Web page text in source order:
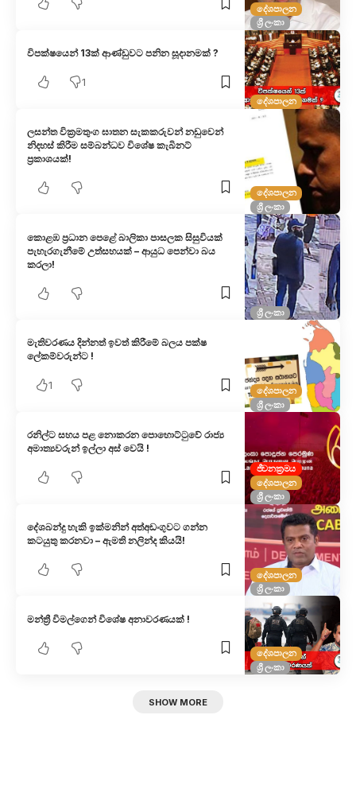
දේශපාලන
ශ්‍රී ලංකා
දේශපාලන
විපක්ෂයෙන් 13ක් ආණ්ඩුවට පනින සූදානමක් ?
1
දේශපාලන
ශ්‍රී ලංකා
ලසන්ත වික්‍රමතුංග ඝාතන සැකකරුවන් නඩුවෙන්
නිදහස් කිරීම සම්බන්ධව විශේෂ කැබිනට්
ප්‍රකාශයක්!
ශ්‍රී ලංකා
කොළඹ ප්‍රධාන පෙළේ බාලිකා පාසලක සිසුවියක්
පැහැරගැනීමේ උත්සහයක් – ආයුධ පෙන්වා බය
කරලා!
දේශපාලන
ශ්‍රී ලංකා
මැතිවරණය දින්නත් ඉවත් කිරීමේ බලය පක්ෂ
ලේකම්වරුන්ට !
1
ජීවනක්‍රමය
දේශපාලන
ශ්‍රී ලංකා
රනිල්ට සහය පළ නොකරන පොහොට්ටුවේ රාජ්‍ය
අමාත්‍යවරුන් ඉල්ලා අස් වෙයි !
දේශපාලන
ශ්‍රී ලංකා
දේශබන්දු හැකි ඉක්මනින් අත්අඩංගුවට ගන්න
කටයුතු කරනවා – ඇමති නලින්ද කියයි!
දේශපාලන
ශ්‍රී ලංකා
මන්ත්‍රී විමල්ගෙන් විශේෂ අනාවරණයක් !
SHOW MORE